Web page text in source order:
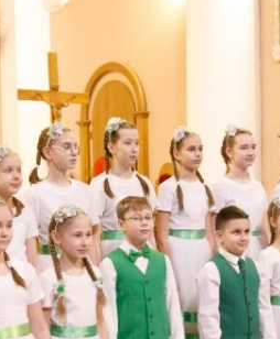
2016 PHOTOGALLERY 2018
PHOTOGALLERY 2016